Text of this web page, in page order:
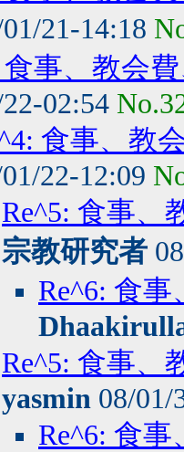
21-14:18
食事、教会
02:54
食事、教
22-12:09
Re^5: 食事、
宗教研究者
Re^6: 食
Re^5: 食事、
yasmin 08/01/
Re^6: 食